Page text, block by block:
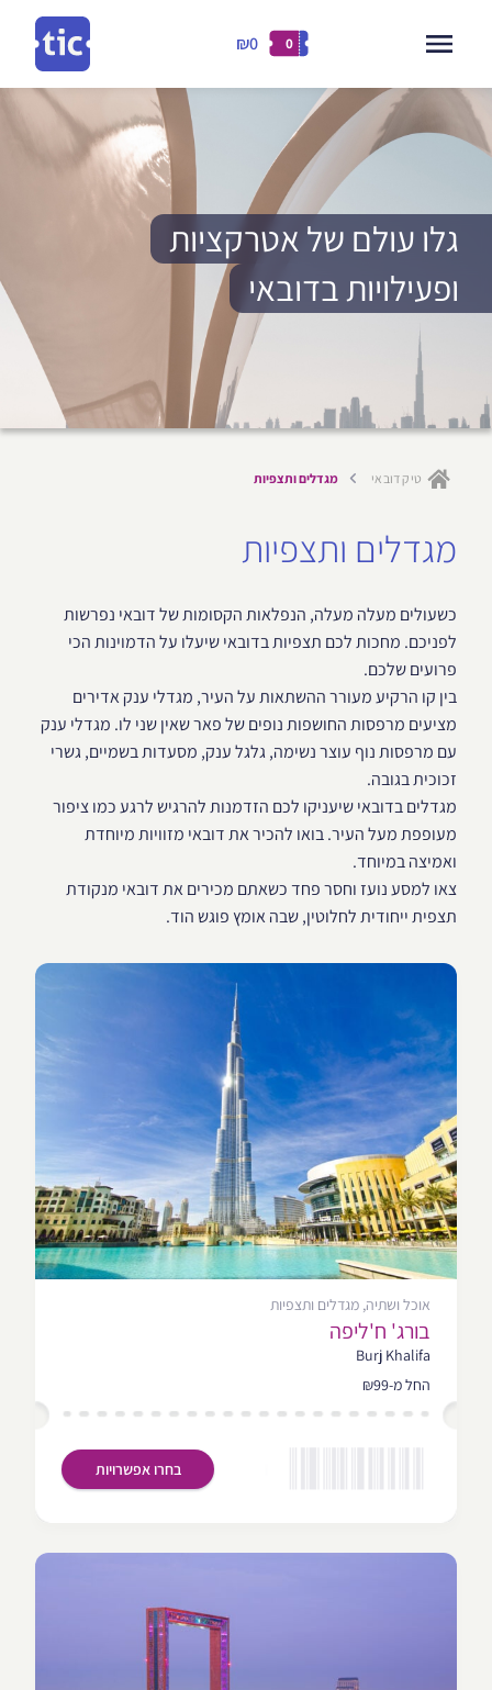
לתוכן
לתוכן
0
₪0
גלו עולם של אטרקציות
ופעילויות בדובאי
טיק דובאי מגדלים ותצפיות
מגדלים ותצפיות
כשעולים מעלה מעלה, הנפלאות הקסומות של דובאי נפרשות
לפניכם. מחכות לכם תצפיות בדובאי שיעלו על הדמוינות הכי
פרועים שלכם.
בין קו הרקיע מעורר ההשתאות על העיר, מגדלי ענק אדירים
מציעים מרפסות החושפות נופים של פאר שאין שני לו. מגדלי ענק
עם מרפסות נוף עוצר נשימה, גלגל ענק, מסעדות בשמיים, גשרי
זכוכית בגובה.
מגדלים בדובאי שיעניקו לכם הזדמנות להרגיש לרגע כמו ציפור
מעופפת מעל העיר. בואו להכיר את דובאי מזוויות מיוחדת
ואמיצה במיוחד.
צאו למסע נועז וחסר פחד כשאתם מכירים את דובאי מנקודת
תצפית ייחודית לחלוטין, שבה אומץ פוגש הוד.
אוכל ושתיה, מגדלים ותצפיות
בורג' ח'ליפה
Burj Khalifa
החל מ-₪99
בחרו אפשרויות